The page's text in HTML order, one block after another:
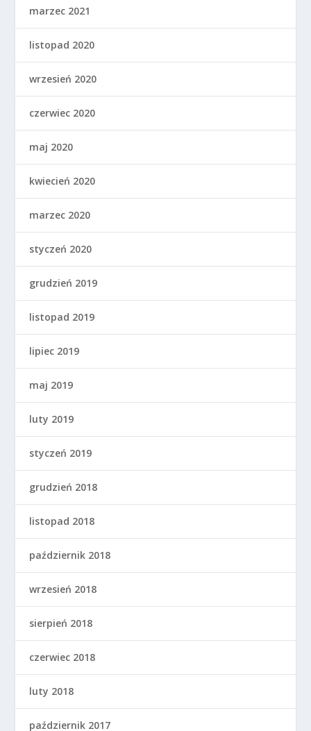
marzec 2021
listopad 2020
wrzesień 2020
czerwiec 2020
maj 2020
kwiecień 2020
marzec 2020
styczeń 2020
grudzień 2019
listopad 2019
lipiec 2019
maj 2019
luty 2019
styczeń 2019
grudzień 2018
listopad 2018
październik 2018
wrzesień 2018
sierpień 2018
czerwiec 2018
luty 2018
październik 2017